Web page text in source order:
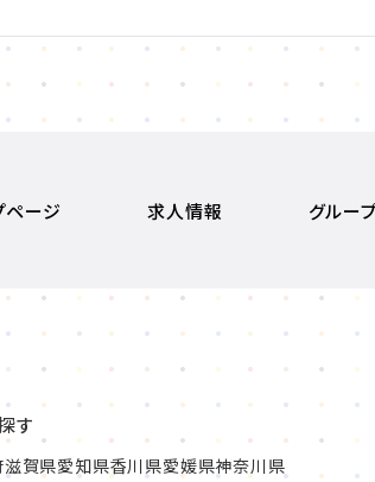
ページ 求人情報 グルー
す
滋賀県愛知県香川県愛媛県神奈川県